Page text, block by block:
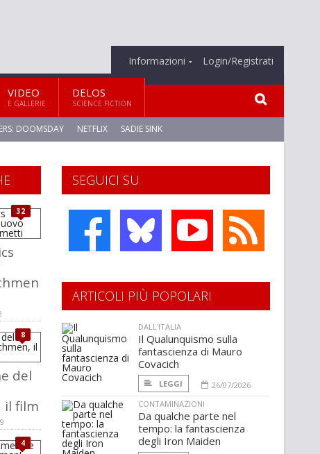
Informazioni Login/Registrati
VIDEO
E GALLERIE
DELOS
SCIENCE FICTION
DOOMSDAY NETFLIX SADIE SINK
SEGUICI SU
32
8
del
il film
4
ARTICOLI PIÙ POPOLARI
DALL'ITALIA
Il Qualunquismo sulla
fantascienza di Mauro
Covacich
LEGGI
26/07/2026
CONTAMINAZIONI
Da qualche parte nel
tempo: la fantascienza
degli Iron Maiden